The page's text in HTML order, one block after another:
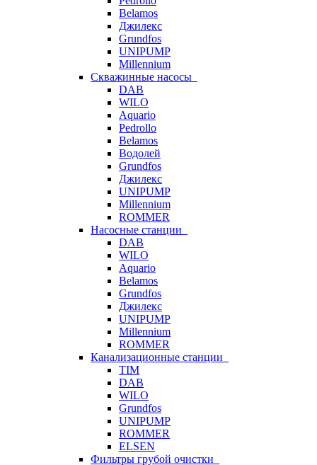
Belamos
Джилекс
Grundfos
UNIPUMP
Millennium
Скважинные насосы
DAB
WILO
Aquario
Pedrollo
Belamos
Водолей
Grundfos
Джилекс
UNIPUMP
Millennium
ROMMER
Насосные станции
DAB
WILO
Aquario
Belamos
Grundfos
Джилекс
UNIPUMP
Millennium
ROMMER
Канализационные станции
TIM
DAB
WILO
Grundfos
UNIPUMP
ROMMER
ELSEN
Фильтры грубой очистки